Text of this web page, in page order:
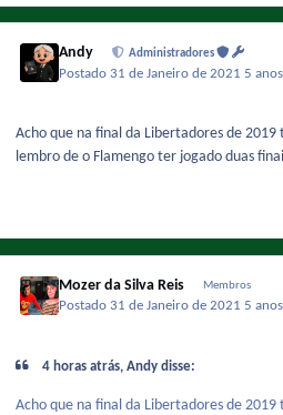
Andy Administradores
Postado 31 de Janeiro de 2021 5 anos
Acho que na final da Libertadores de
lembro de o Flamengo ter jogado duas
Mozer da Silva Reis Membros
Postado 31 de Janeiro de 2021 5 anos
4 horas atrás, Andy disse:
Acho que na final da Libertadores de